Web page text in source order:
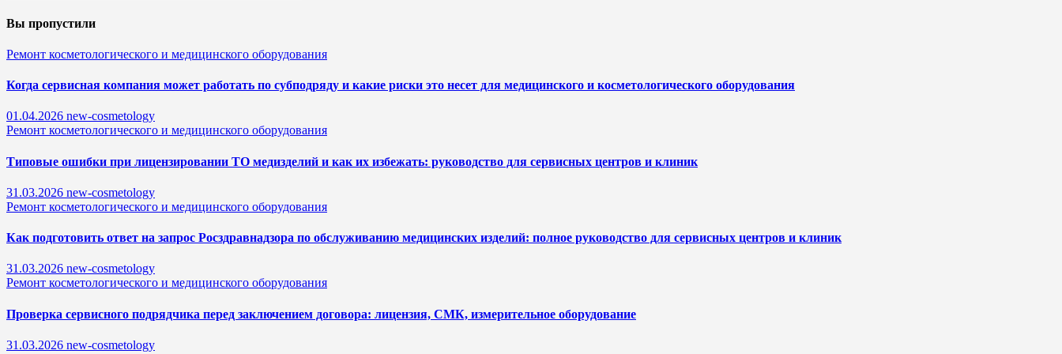
Вы пропустили
Ремонт косметологического и медицинского оборудования
Когда сервисная компания может работать по субподряду и какие риски это несет для медицинского и косметологического оборудования
01.04.2026 new-cosmetology
Ремонт косметологического и медицинского оборудования
Типовые ошибки при лицензировании ТО медизделий и как их избежать: руководство для сервисных центров и клиник
31.03.2026 new-cosmetology
Ремонт косметологического и медицинского оборудования
Как подготовить ответ на запрос Росздравнадзора по обслуживанию медицинских изделий: полное руководство для сервисных центров и клиник
31.03.2026 new-cosmetology
Ремонт косметологического и медицинского оборудования
Проверка сервисного подрядчика перед заключением договора: лицензия, СМК, измерительное оборудование
31.03.2026 new-cosmetology